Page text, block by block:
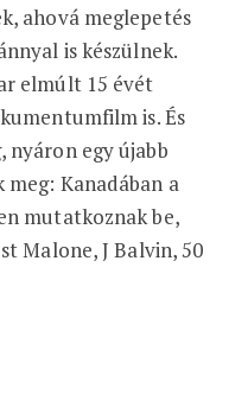
ahová meglepetés
is készülnek.
elmúlt 15 évét
is. És
nyáron egy újabb
Kanadában a
mutatkoznak be,
Malone, J Balvin, 50